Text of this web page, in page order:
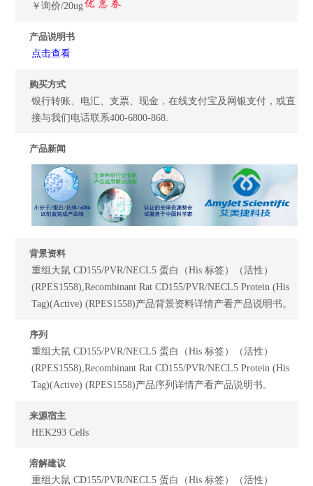
￥询价/20ug
产品说明书
点击查看
购买方式
银行转账、电汇、支票、现金，在线支付宝及网银支付，或直
接与我们电话联系400-6800-868.
产品新闻
背景资料
重组大鼠 CD155/PVR/NECL5 蛋白（His 标签）（活性）
(RPES1558),Recombinant Rat CD155/PVR/NECL5 Protein (His
Tag)(Active) (RPES1558)产品背景资料详情产看产品说明书。
序列
重组大鼠 CD155/PVR/NECL5 蛋白（His 标签）（活性）
(RPES1558),Recombinant Rat CD155/PVR/NECL5 Protein (His
Tag)(Active) (RPES1558)产品序列详情产看产品说明书。
来源宿主
HEK293 Cells
溶解建议
重组大鼠 CD155/PVR/NECL5 蛋白（His 标签）（活性）